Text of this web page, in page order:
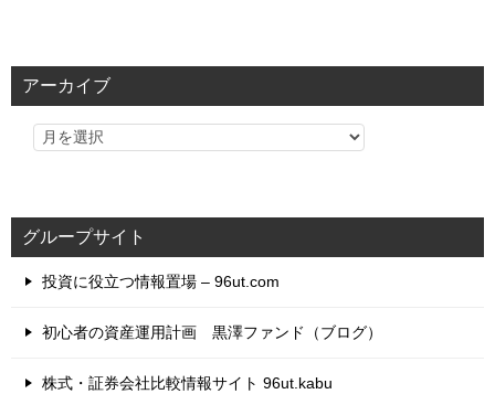
リ
アーカイブ
グループサイト
投資に役立つ情報置場 – 96ut.com
初心者の資産運用計画 黒澤ファンド（ブログ）
株式・証券会社比較情報サイト 96ut.kabu